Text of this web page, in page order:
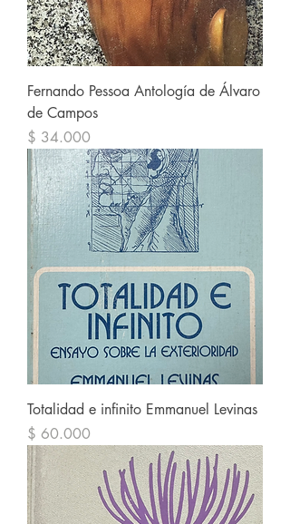
Fernando Pessoa Antología de Álvaro
de Campos
Precio
$ 34.000
Totalidad e infinito Emmanuel Levinas
Precio
$ 60.000